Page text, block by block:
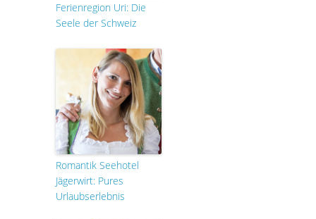
Ferienregion Uri: Die
Seele der Schweiz
Romantik Seehotel
Jägerwirt: Pures
Urlaubserlebnis